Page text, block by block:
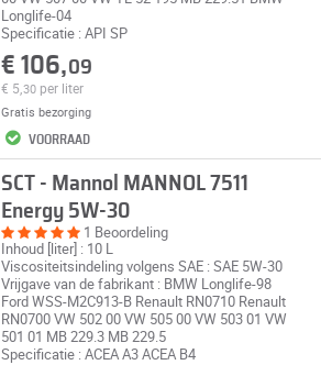
Longlife-04
Specificatie : API SP
€ 106,09
€ 5, 30 per liter
Gratis bezorging
VOORRAAD
SCT - Mannol MANNOL 7511
Energy 5W-30
1 Beoordeling
Inhoud [liter] : 10 L
Viscositeitsindeling volgens SAE : SAE 5W-30
Vrijgave van de fabrikant : BMW Longlife-98
Ford WSS-M2C913-B Renault RN0710 Renault
RN0700 VW 502 00 VW 505 00 VW 503 01 VW
501 01 MB 229.3 MB 229.5
Specificatie : ACEA A3 ACEA B4